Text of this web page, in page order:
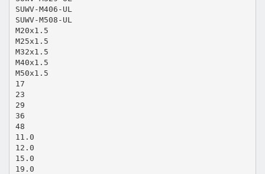
SUWV-M406-UL
SUWV-M508-UL
M20x1.5
M25x1.5
M32x1.5
M40x1.5
M50x1.5
17
23
29
36
48
11.0
12.0
15.0
19.0